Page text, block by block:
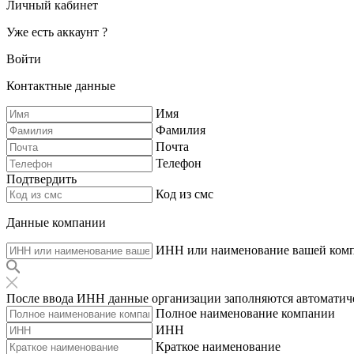
Личный кабинет
Уже есть аккаунт ?
Войти
Контактные данные
Имя
Фамилия
Почта
Телефон
Подтвердить
Код из смс
Данные компании
ИНН или наименование вашей
После ввода ИНН данные организации заполняются
Полное наименование компании
ИНН
Краткое наименование